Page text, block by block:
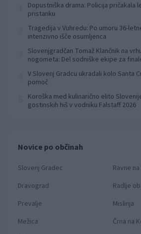
Dopustniška drama: Policija pričakala
pristanku
Tragedija v Vuhredu: Po umoru 36-
intenzivno išče osumljenca
Slovenjgradčan Tomaž Klančnik na
nogometa: Del sodniške ekipe za
V Slovenj Gradcu ukradali kolo Santa
pomoč
Koroška med kulinarično elito
gostinskih hiš v vodniku Falstaff 2026
Novice po občinah
Slovenj Gradec
Ravne
Dravograd
Radlje
Prevalje
Mislinja
Mežica
Črna na